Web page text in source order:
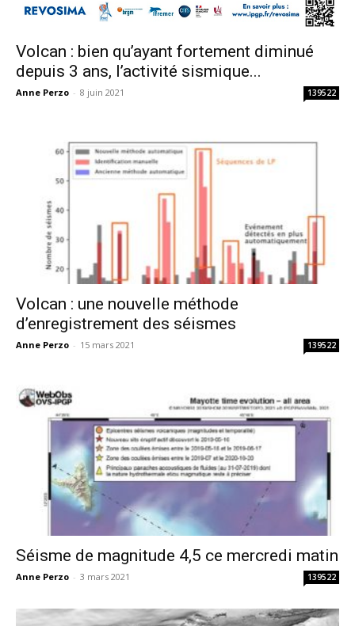
Volcan : bien qu’ayant fortement diminué
depuis 3 ans, l’activité sismique...
Anne Perzo - 8 juin 2021 139522
Volcan : une nouvelle méthode
d’enregistrement des séismes
Anne Perzo - 15 mars 2021 139522
Séisme de magnitude 4,5 ce mercredi matin
Anne Perzo - 3 mars 2021 139522